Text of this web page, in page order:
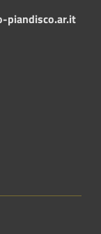
piandisco.ar.it